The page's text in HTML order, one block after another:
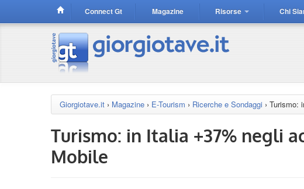
Connect Gt Magazine Risorse Chi
Giorgiotave.it › Magazine › E-Tourism › Ricerche e Sondaggi › Turismo:
Turismo: in Italia +37% negli
Mobile